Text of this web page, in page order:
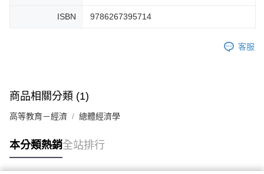
ISBN 9786267395714
客服
商品相關分類 (1)
高等教育－經濟 總體經濟學
本分類熱銷全站排行